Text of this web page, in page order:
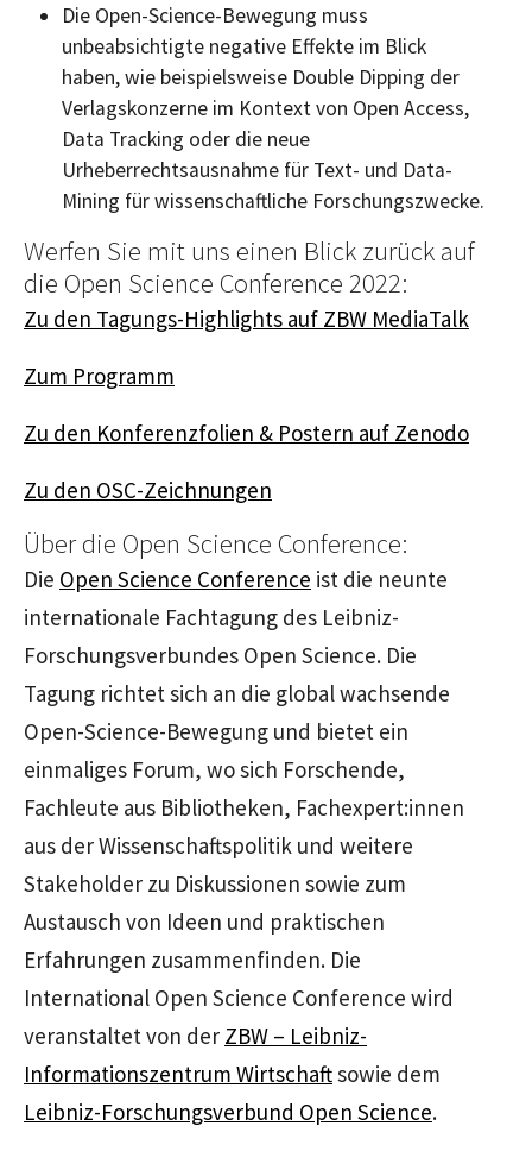
Die Open-Science-Bewegung muss
unbeabsichtigte negative Effekte im Blick
haben, wie beispielsweise Double Dipping der
Verlagskonzerne im Kontext von Open Access,
Data Tracking oder die neue
Urheberrechtsausnahme für Text- und Data-
Mining für wissenschaftliche Forschungszwecke.
Werfen Sie mit uns einen Blick zurück auf
die Open Science Conference 2022:
Zu den Tagungs-Highlights auf ZBW MediaTalk
Zum Programm
Zu den Konferenzfolien & Postern auf Zenodo
Zu den OSC-Zeichnungen
Über die Open Science Conference:
Die Open Science Conference ist die neunte
internationale Fachtagung des Leibniz-
Forschungsverbundes Open Science. Die
Tagung richtet sich an die global wachsende
Open-Science-Bewegung und bietet ein
einmaliges Forum, wo sich Forschende,
Fachleute aus Bibliotheken, Fachexpert:innen
aus der Wissenschaftspolitik und weitere
Stakeholder zu Diskussionen sowie zum
Austausch von Ideen und praktischen
Erfahrungen zusammenfinden. Die
International Open Science Conference wird
veranstaltet von der ZBW – Leibniz-
Informationszentrum Wirtschaftsowie dem
Leibniz-Forschungsverbund Open Science.